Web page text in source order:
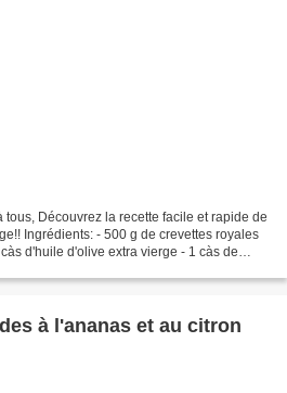
Découvrez la recette facile et rapide de
Ingrédients: - 500 g de crevettes royales
d'huile d'olive extra vierge - 1 càs de
à l'ananas et au citron